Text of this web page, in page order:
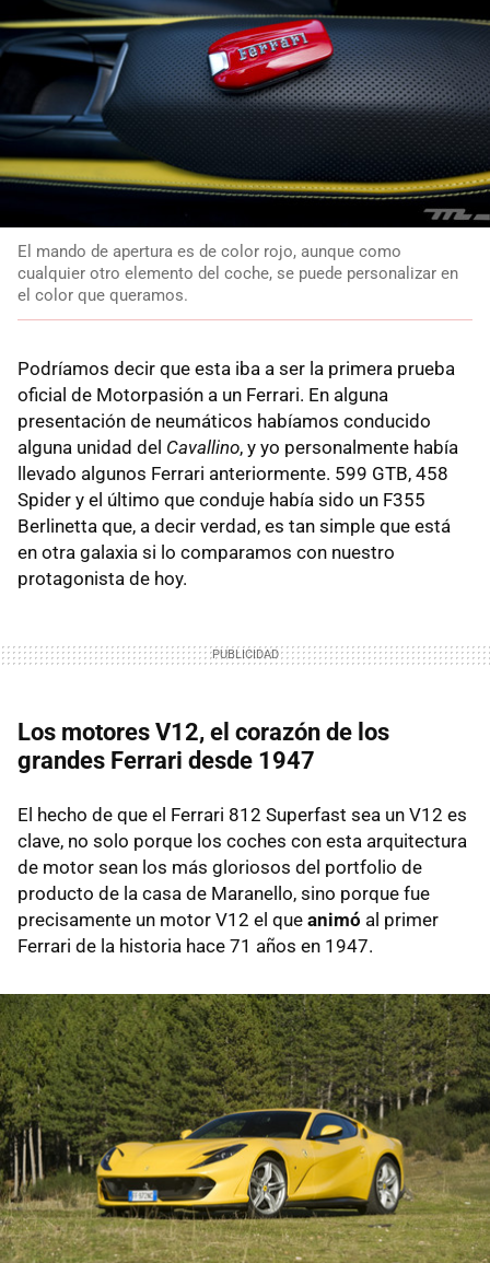
El mando de apertura es de color rojo, aunque como
cualquier otro elemento del coche, se puede personalizar en
el color que queramos.
Podríamos decir que esta iba a ser la primera prueba
oficial de Motorpasión a un Ferrari. En alguna
presentación de neumáticos habíamos conducido
alguna unidad del Cavallino, y yo personalmente había
llevado algunos Ferrari anteriormente. 599 GTB, 458
Spider y el último que conduje había sido un F355
Berlinetta que, a decir verdad, es tan simple que está
en otra galaxia si lo comparamos con nuestro
protagonista de hoy.
Los motores V12, el corazón de los
grandes Ferrari desde 1947
El hecho de que el Ferrari 812 Superfast sea un V12 es
clave, no solo porque los coches con esta arquitectura
de motor sean los más gloriosos del portfolio de
producto de la casa de Maranello, sino porque fue
precisamente un motor V12 el que animó al primer
Ferrari de la historia hace 71 años en 1947.